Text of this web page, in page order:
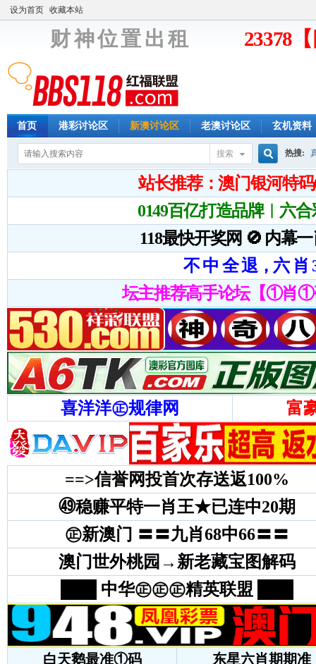
设为首页 收藏本站
财 神 位 置 出 租 23378
首页 港彩讨论区 新澳讨论区 老澳讨论区 玄机资料
搜索
搜
索
热搜: